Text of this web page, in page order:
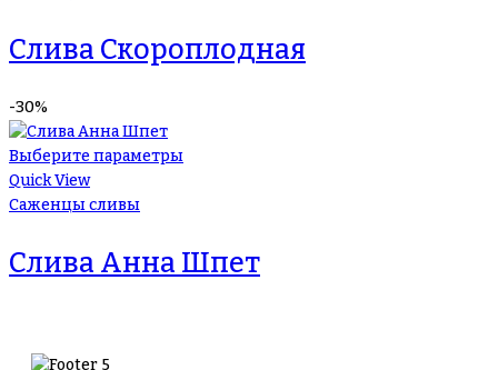
Слива Скороплодная
-30%
Выберите параметры
Quick View
Саженцы сливы
Слива Анна Шпет